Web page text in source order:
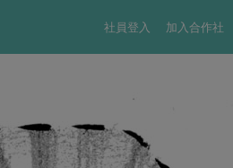
社員登入 加入合作社